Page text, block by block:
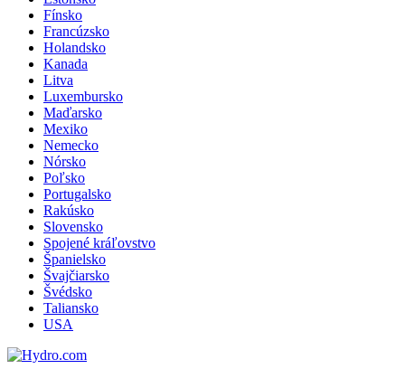
Fínsko
Francúzsko
Holandsko
Kanada
Litva
Luxembursko
Maďarsko
Mexiko
Nemecko
Nórsko
Poľsko
Portugalsko
Rakúsko
Slovensko
Spojené kráľovstvo
Španielsko
Švajčiarsko
Švédsko
Taliansko
USA